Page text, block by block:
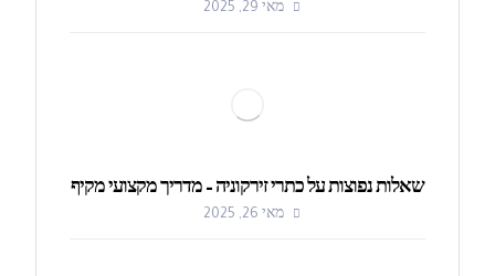
מאי 29, 2025
שאלות נפוצות על כתרי זירקוניה – מדריך מקצועי מקיף
מאי 26, 2025